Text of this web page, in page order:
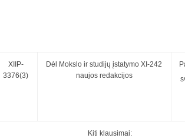
XIIP-
3376(3)
Dėl Mokslo ir studijų įstatymo XI-242
naujos redakcijos
Kiti klausimai: